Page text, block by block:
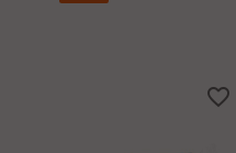
favorite_border